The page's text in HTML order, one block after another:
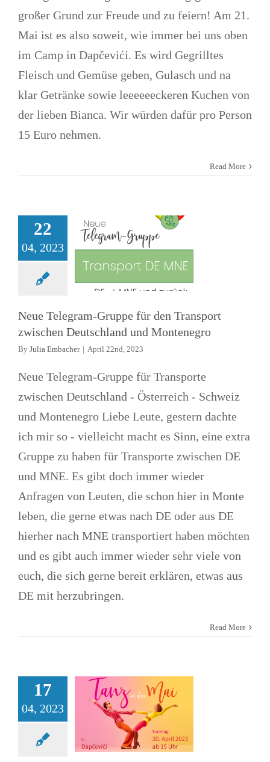
großer Grund zur Freude und zu feiern! Am 21.
Mai ist es also soweit, wie immer bei uns oben
im Camp in Dapčevići. Es wird Gegrilltes
Fleisch und Gemüse geben, Gulasch und na
klar Getränke sowie leeeeeeckeren Kuchen von
der lieben Bianca. Wir würden dafür pro Person
15 Euro nehmen.
Read More
22
04, 2023
Neue Telegram-
Gruppe für den
Deutschland
und Montenegro
Allgemein Alltagsleben
Telegram Gruppen
Neue Telegram-Gruppe für den Transport
zwischen Deutschland und Montenegro
By Julia Embacher | April 22nd, 2023
Neue Telegram-Gruppe für Transporte
zwischen Deutschland - Österreich - Schweiz
und Montenegro Liebe Leute, gestern dachte
ich mir so - vielleicht macht es Sinn, eine extra
Gruppe zu haben für Transporte zwischen DE
und MNE. Es gibt doch immer wieder
Anfragen von Leuten, die schon hier in Monte
leben, die gerne etwas nach DE oder aus DE
hierher nach MNE transportiert haben möchten
und es gibt auch immer wieder sehr viele von
euch, die sich gerne bereit erklären, etwas aus
DE mit herzubringen.
Read More
17
04, 2023